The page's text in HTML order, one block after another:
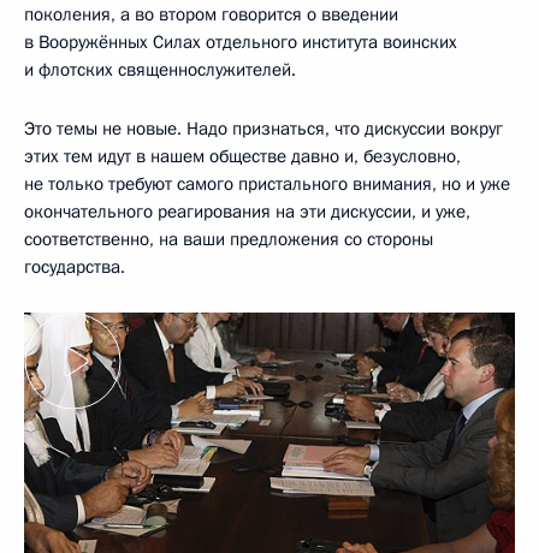
поколения, а во втором говорится о введении
в Вооружённых Силах отдельного института воинских
и флотских священнослужителей.
Это темы не новые. Надо признаться, что дискуссии вокруг
этих тем идут в нашем обществе давно и, безусловно,
не только требуют самого пристального внимания, но и уже
окончательного реагирования на эти дискуссии, и уже,
соответственно, на ваши предложения со стороны
государства.